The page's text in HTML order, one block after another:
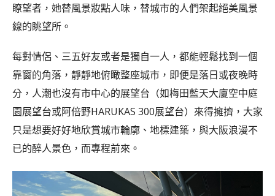
瞭望者，她替風景妝點人味，替城市的人們架起絕美風景
線的眺望所。
每對情侶、三五好友或者是獨自一人，都能輕鬆找到一個
靠窗的角落，靜靜地俯瞰整座城市，即便是落日或夜晚時
分，人潮也沒有市中心的展望台（如梅田藍天大廈空中庭
園展望台或阿倍野HARUKAS 300展望台）來得擁擠，大家
只是想要好好地欣賞城市輪廓、地標建築，與大阪浪漫不
已的醉人景色，而專程前來。